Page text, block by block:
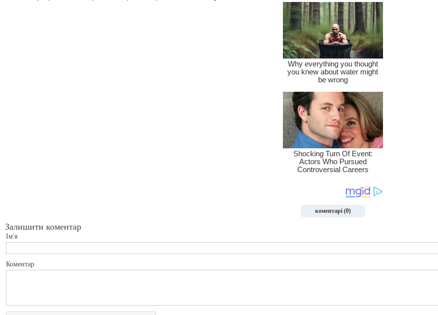
коментарі (0)
Залишити коментар
Ім'я
Коментар